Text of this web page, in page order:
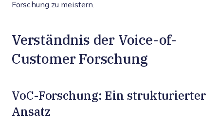
Forschung zu meistern.
Verständnis der Voice-of-
Customer Forschung
VoC-Forschung: Ein strukturierter
Ansatz